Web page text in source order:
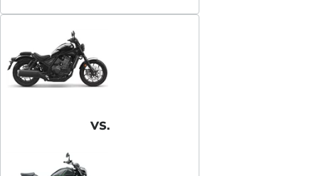
VS.